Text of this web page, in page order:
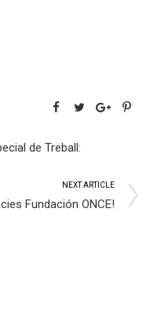
de Treball:
NEXT ARTICLE
Fundación ONCE!